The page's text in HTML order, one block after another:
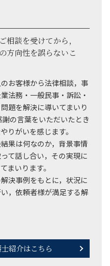
相談を受けてから，
方向性を誤らないこ
お客様から法律相談，事
法務・一般民事・訴訟・
題を解決に導いてまいり
の言葉をいただいたとき
りがいを感じます。
果は何なのか，背景事情
て話し合い，その実現に
まいります。
決事例をもとに，状況に
，依頼者様が満足する解
紹介はこちら